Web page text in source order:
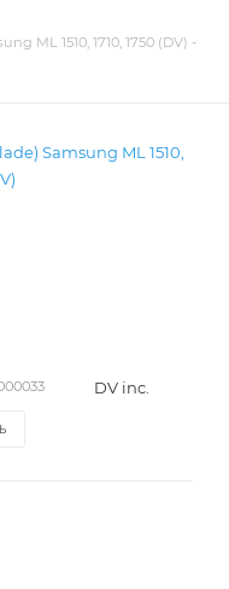
ML 1510, 1710, 1750 (DV) -
DV inc.